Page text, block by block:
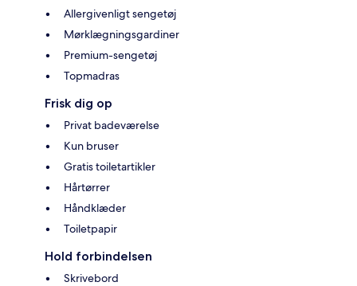
Allergivenligt sengetøj
Mørklægningsgardiner
Premium-sengetøj
Topmadras
Frisk dig op
Privat badeværelse
Kun bruser
Gratis toiletartikler
Hårtørrer
Håndklæder
Toiletpapir
Hold forbindelsen
Skrivebord